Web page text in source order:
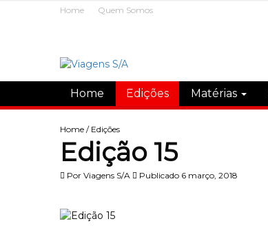
Home Quem Somos
Home Edições Matérias
Home / Edições
Edição 15
Por Viagens S/A Publicado 6 março, 2018